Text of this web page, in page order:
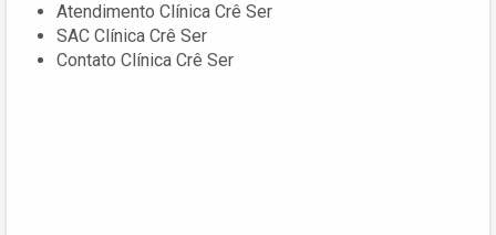
Atendimento Clínica Crê Ser
SAC Clínica Crê Ser
Contato Clínica Crê Ser